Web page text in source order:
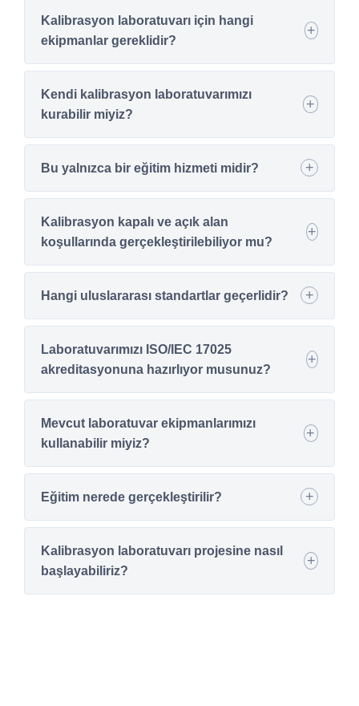
Kalibrasyon laboratuvarı için hangi
ekipmanlar gereklidir?
Kendi kalibrasyon laboratuvarımızı
kurabilir miyiz?
Bu yalnızca bir eğitim hizmeti midir?
Kalibrasyon kapalı ve açık alan
koşullarında gerçekleştirilebiliyor mu?
Hangi uluslararası standartlar geçerlidir?
Laboratuvarımızı ISO/IEC 17025
akreditasyonuna hazırlıyor musunuz?
Mevcut laboratuvar ekipmanlarımızı
kullanabilir miyiz?
Eğitim nerede gerçekleştirilir?
Kalibrasyon laboratuvarı projesine nasıl
başlayabiliriz?